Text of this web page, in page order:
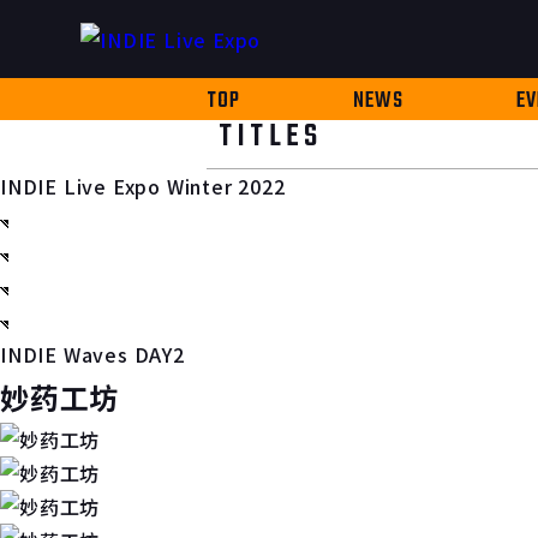
TOP NEWS
TITLES
INDIE Live Expo Winter 2022
INDIE Waves DAY2
妙药工坊